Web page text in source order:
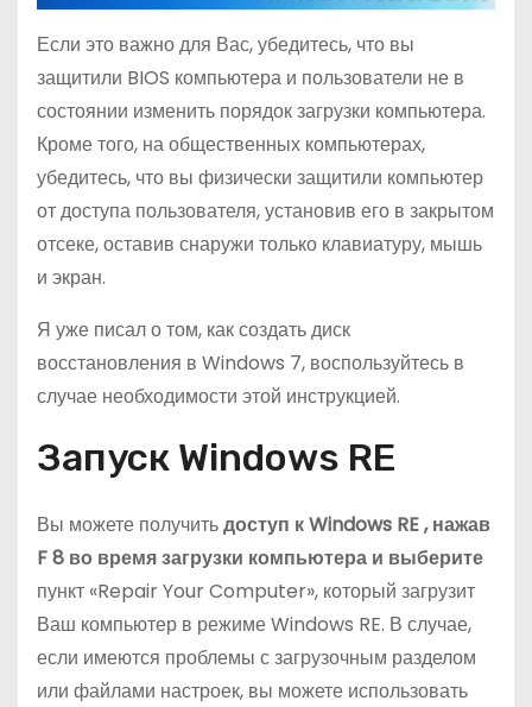
Если это важно для Вас, убедитесь, что вы
защитили BIOS компьютера и пользователи не в
состоянии изменить порядок загрузки компьютера.
Кроме того, на общественных компьютерах,
убедитесь, что вы физически защитили компьютер
от доступа пользователя, установив его в закрытом
отсеке, оставив снаружи только клавиатуру, мышь
и экран.
Я уже писал о том, как создать диск
восстановления в Windows 7, воспользуйтесь в
случае необходимости этой инструкцией.
Запуск Windows RE
Вы можете получитьдоступ кWindows RE, нажав
F8 во время загрузки компьютера и выберите
пункт «Repair Your Computer», который загрузит
Ваш компьютер в режиме Windows RE. В случае,
если имеются проблемы с загрузочным разделом
или файлами настроек, вы можете использовать